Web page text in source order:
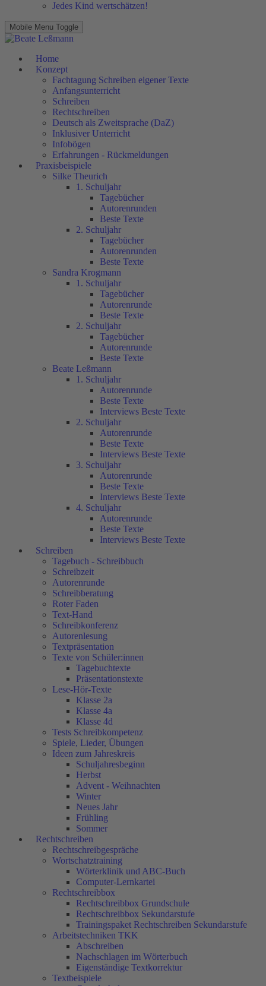
Jedes Kind wertschätzen!
Mobile Menu Toggle
Home
Konzept
Fachtagung Schreiben eigener Texte
Anfangsunterricht
Schreiben
Rechtschreiben
Deutsch als Zweitsprache (DaZ)
Inklusiver Unterricht
Infobögen
Erfahrungen - Rückmeldungen
Praxisbeispiele
Silke Theurich
1. Schuljahr
Tagebücher
Autorenrunden
Beste Texte
2. Schuljahr
Tagebücher
Autorenrunden
Beste Texte
Sandra Krogmann
1. Schuljahr
Tagebücher
Autorenrunde
Beste Texte
2. Schuljahr
Tagebücher
Autorenrunde
Beste Texte
Beate Leßmann
1. Schuljahr
Autorenrunde
Beste Texte
Interviews Beste Texte
2. Schuljahr
Autorenrunde
Beste Texte
Interviews Beste Texte
3. Schuljahr
Autorenrunde
Beste Texte
Interviews Beste Texte
4. Schuljahr
Autorenrunde
Beste Texte
Interviews Beste Texte
Schreiben
Tagebuch - Schreibbuch
Schreibzeit
Autorenrunde
Schreibberatung
Roter Faden
Text-Hand
Schreibkonferenz
Autorenlesung
Textpräsentation
Texte von Schüler:innen
Tagebuchtexte
Präsentationstexte
Lese-Hör-Texte
Klasse 2a
Klasse 4a
Klasse 4d
Tests Schreibkompetenz
Spiele, Lieder, Übungen
Ideen zum Jahreskreis
Schuljahresbeginn
Herbst
Advent - Weihnachten
Winter
Neues Jahr
Frühling
Sommer
Rechtschreiben
Rechtschreibgespräche
Wortschatztraining
Wörterklinik und ABC-Buch
Computer-Lernkartei
Rechtschreibbox
Rechtschreibbox Grundschule
Rechtschreibbox Sekundarstufe
Trainingspaket Rechtschreiben Sekundarstufe
Arbeitstechniken TKK
Abschreiben
Nachschlagen im Wörterbuch
Eigenständige Textkorrektur
Textbeispiele